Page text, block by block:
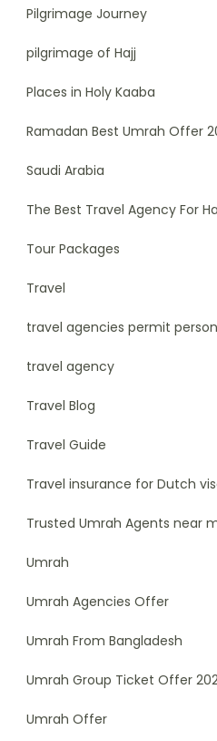
Pilgrimage Journey
pilgrimage of Hajj
Places in Holy Kaaba
Ramadan Best Umrah Offer
Saudi Arabia
The Best Travel Agency For
Tour Packages
Travel
travel agencies permit
travel agency
Travel Blog
Travel Guide
Travel insurance for Dutch
Trusted Umrah Agents near
Umrah
Umrah Agencies Offer
Umrah From Bangladesh
Umrah Group Ticket Offer
Umrah Offer